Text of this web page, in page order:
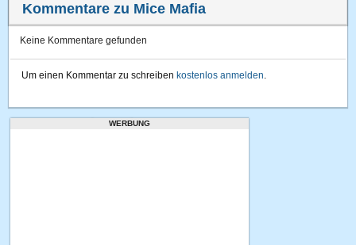
Kommentare zu Mice Mafia
Keine Kommentare gefunden
Um einen Kommentar zu schreiben kostenlos anmelden.
WERBUNG